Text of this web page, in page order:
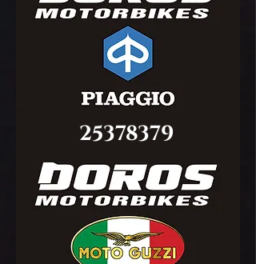
25378379